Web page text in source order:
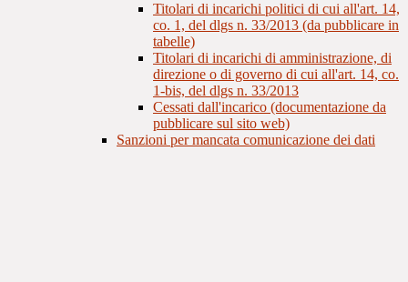
Titolari di incarichi politici di cui all'art. 14,
co. 1, del dlgs n. 33/2013 (da pubblicare in
tabelle)
Titolari di incarichi di amministrazione, di
direzione o di governo di cui all'art. 14, co.
1-bis, del dlgs n. 33/2013
Cessati dall'incarico (documentazione da
pubblicare sul sito web)
Sanzioni per mancata comunicazione dei dati